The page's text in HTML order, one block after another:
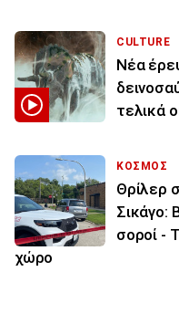
CULTURE
Νέα
τελικά
ΚΟΣΜΟΣ
Θρίλερ
Σικάγο:
σοροί -
χώρο